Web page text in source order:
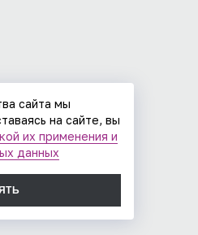
сайта мы
на сайте, вы
их применения и
данных